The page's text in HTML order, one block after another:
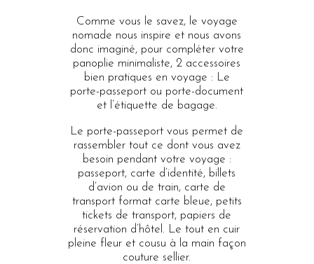
Comme vous le savez, le voyage
nomade nous inspire et nous avons
donc imaginé, pour compléter votre
panoplie minimaliste, 2 accessoires
bien pratiques en voyage : Le
porte-passeport ou porte-document
et l’étiquette de bagage.
Le porte-passeport vous permet de
rassembler tout ce dont vous avez
besoin pendant votre voyage :
passeport, carte d’identité, billets
d’avion ou de train, carte de
transport format carte bleue, petits
tickets de transport, papiers de
réservation d’hôtel. Le tout en cuir
pleine fleur et cousu à la main façon
couture sellier.